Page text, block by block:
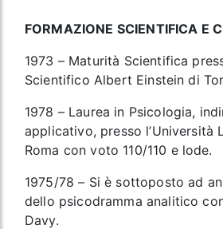
FORMAZIONE SCIENTIFICA E
1973 – Maturità Scientifica
Scientifico Albert Einstein di
1978 – Laurea in Psicologia,
applicativo, presso l’Università
Roma con voto 110/110 e lode.
1975/78 – Si è sottoposto ad
dello psicodramma analitico
Davy.